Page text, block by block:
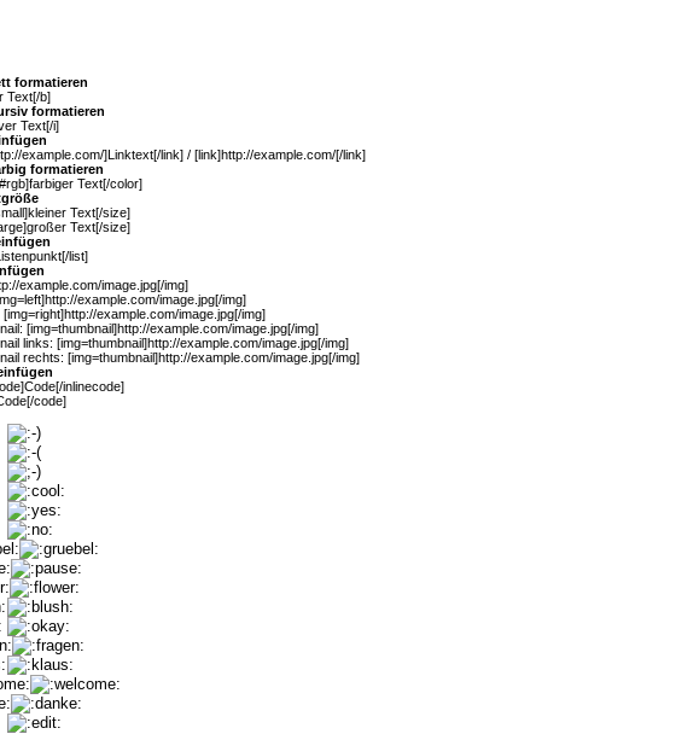
formatieren
Text[/b]
formatieren
Text[/i]
example.com/]Linktext[/link] / [link]http://example.com/[/link]
formatieren
Text[/color]
Text[/size]
Text[/size]
list]
example.com/image.jpg[/img]
example.com/image.jpg[/img]
example.com/image.jpg[/img]
[img=thumbnail]http://example.com/image.jpg[/img]
links: [img=thumbnail]http://example.com/image.jpg[/img]
rechts: [img=thumbnail]http://example.com/image.jpg[/img]
inlinecode]
code]